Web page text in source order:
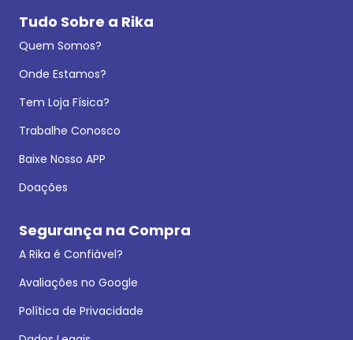
Tudo Sobre a Rika
Quem Somos?
Onde Estamos?
Tem Loja Física?
Trabalhe Conosco
Baixe Nosso APP
Doações
Segurança na Compra
A Rika é Confiável?
Avaliações no Google
Política de Privacidade